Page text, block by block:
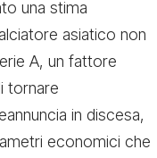
una stima
asiatico non
A, un fattore
tornare
in discesa,
economici che